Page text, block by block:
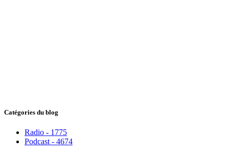
Catégories du blog
Radio - 1775
Podcast - 4674